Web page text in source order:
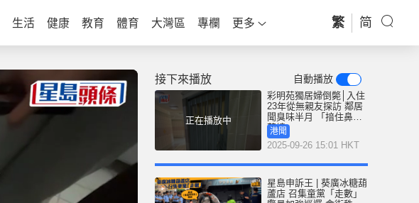
生活 健康 教育 體育 大灣區 專欄 更多 繁 简
接下來播放 自動播放
正在播放中
彩明苑獨居婦倒斃│入住
23年從無親友探訪 鄰居
聞臭味半月 「揞住鼻先
落樓」
港聞
2025-09-26 15:01 HKT
星島申訴王 | 葵廣冰糖葫
蘆店 召集童黨「走數」